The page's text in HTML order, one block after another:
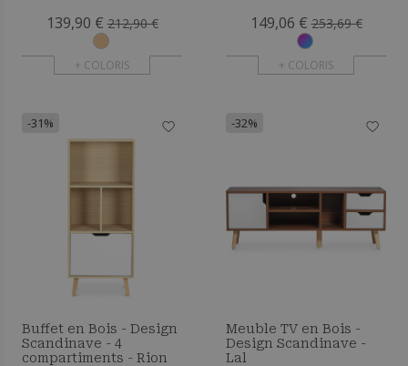
139,90 € 212,90 €
+ COLORIS
149,06 € 253,69 €
+ COLORIS
-31%
Buffet en Bois - Design
Scandinave - 4
compartiments - Rion
-32%
Meuble TV en Bois -
Design Scandinave -
Lal